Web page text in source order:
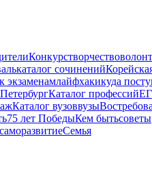
Конкурстворчество
каталог сочинений
экзаменамлайфхакикуда
Каталог профессий
Каталог вузоввузы
75 лет ПобедыКем бытьсоветы
саморазвитиеСемья